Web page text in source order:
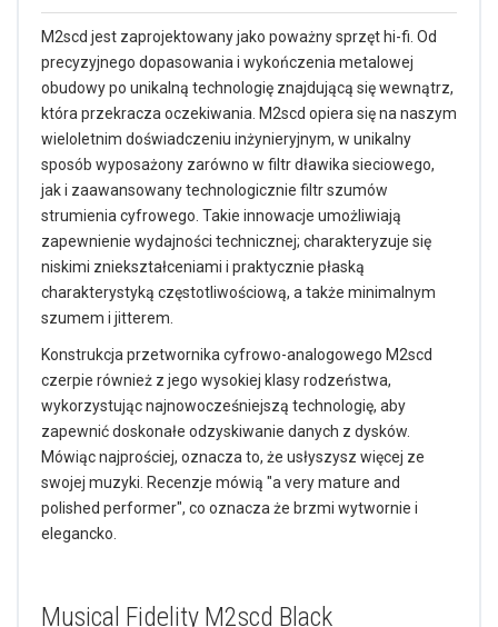
M2scd jest zaprojektowany jako poważny sprzęt hi-fi. Od
precyzyjnego dopasowania i wykończenia metalowej
obudowy po unikalną technologię znajdującą się wewnątrz,
która przekracza oczekiwania. M2scd opiera się na naszym
wieloletnim doświadczeniu inżynieryjnym, w unikalny
sposób wyposażony zarówno w filtr dławika sieciowego,
jak i zaawansowany technologicznie filtr szumów
strumienia cyfrowego. Takie innowacje umożliwiają
zapewnienie wydajności technicznej; charakteryzuje się
niskimi zniekształceniami i praktycznie płaską
charakterystyką częstotliwościową, a także minimalnym
szumem i jitterem.
Konstrukcja przetwornika cyfrowo-analogowego M2scd
czerpie również z jego wysokiej klasy rodzeństwa,
wykorzystując najnowocześniejszą technologię, aby
zapewnić doskonałe odzyskiwanie danych z dysków.
Mówiąc najprościej, oznacza to, że usłyszysz więcej ze
swojej muzyki. Recenzje mówią "a very mature and
polished performer", co oznacza że brzmi wytwornie i
elegancko.
Musical Fidelity M2scd Black